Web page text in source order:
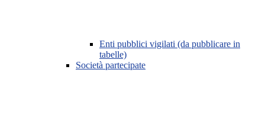
Enti pubblici vigilati (da pubblicare in
tabelle)
Società partecipate